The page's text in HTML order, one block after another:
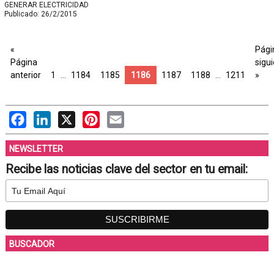
GENERAR ELECTRICIDAD
Publicado: 26/2/2015
«
Página
anterior
1 1184 1185 1186 1187 1188 1211
»
FacebookLinkedIn
X PinterestEmail
NEWSLETTER
Recibe las noticias clave del sector en tu email:
BUSCADOR